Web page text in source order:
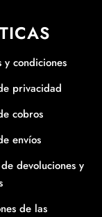
y condiciones
privacidad
cobros
envíos
devoluciones y
de las